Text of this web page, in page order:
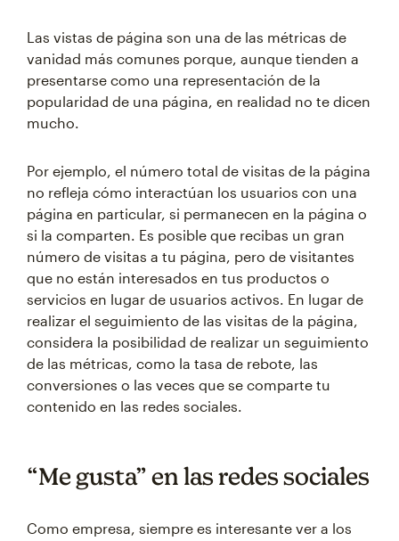
Las vistas de página son una de las métricas de
vanidad más comunes porque, aunque tienden a
presentarse como una representación de la
popularidad de una página, en realidad no te dicen
mucho.
Por ejemplo, el número total de visitas de la página
no refleja cómo interactúan los usuarios con una
página en particular, si permanecen en la página o
si la comparten. Es posible que recibas un gran
número de visitas a tu página, pero de visitantes
que no están interesados en tus productos o
servicios en lugar de usuarios activos. En lugar de
realizar el seguimiento de las visitas de la página,
considera la posibilidad de realizar un seguimiento
de las métricas, como la tasa de rebote, las
conversiones o las veces que se comparte tu
contenido en las redes sociales.
“Me gusta” en las redes sociales
Como empresa, siempre es interesante ver a los